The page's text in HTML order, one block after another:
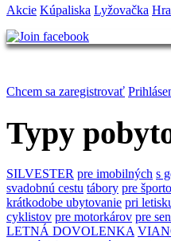
Akcie Kúpaliska Lyžovačka
Chcem sa zaregistrovať
Typy
SILVESTER pre imobilných s
svadobnú cestu tábory pre
krátkodobe ubytovanie pri
cyklistov pre motorkárov pre
LETNÁ DOVOLENKA